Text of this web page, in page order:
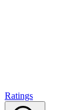
Ratings